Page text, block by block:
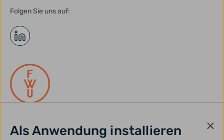
Als Anwendung installieren
Folgen Sie uns auf:
gefördert durch: